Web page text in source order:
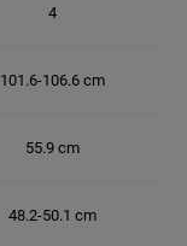
4
101.6-106.6 cm
55.9 cm
48.2-50.1 cm